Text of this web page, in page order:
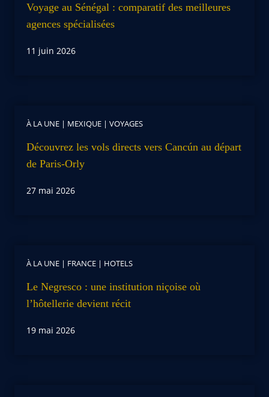
Voyage au Sénégal : comparatif des meilleures
agences spécialisées
11 juin 2026
À LA UNE | MEXIQUE | VOYAGES
Découvrez les vols directs vers Cancún au départ
de Paris-Orly
27 mai 2026
À LA UNE | FRANCE | HOTELS
Le Negresco : une institution niçoise où
l’hôtellerie devient récit
19 mai 2026